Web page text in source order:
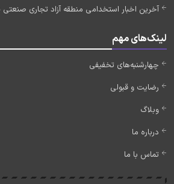
آخرین اخبار استخدامی منطقه آزاد تجاری صنعتی 1405
لینک‌های مهم
چهارشنبه‌های تخفیفی
رضایت و قبولی
وبلاگ
درباره ما
تماس با ما